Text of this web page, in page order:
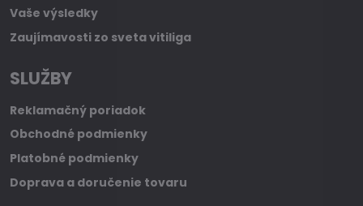
Vaše výsledky
Zaujímavosti zo sveta vitiliga
SLUŽBY
Reklamačný poriadok
Obchodné podmienky
Platobné podmienky
Doprava a doručenie tovaru